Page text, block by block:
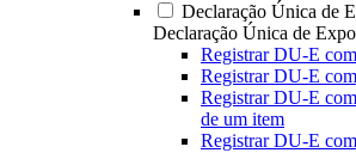
Declaração Única de
Declaração Única de
Registrar DU-E
Registrar DU-E
Registrar DU-E
de um item
Registrar DU-E